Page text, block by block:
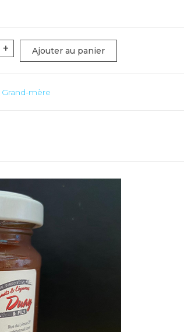
Rhubarbe
+ Ajouter au panier
Grand-mère